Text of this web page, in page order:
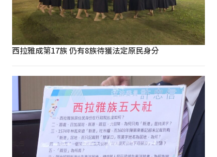
西拉雅成第17族 仍有8族待獲法定原民身分